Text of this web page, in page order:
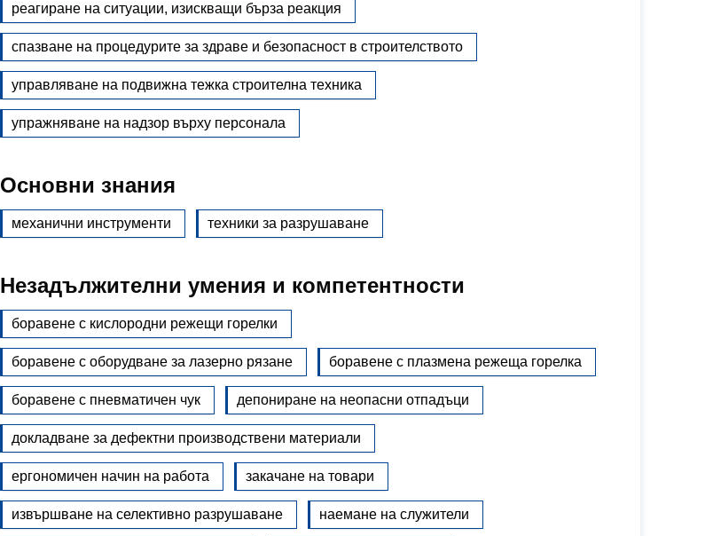
реагиране на ситуации, изискващи бърза реакция
спазване на процедурите за здраве и безопасност в строителството
управляване на подвижна тежка строителна техника
упражняване на надзор върху персонала
Основни знания
механични инструменти техники за разрушаване
Незадължителни умения и компетентности
боравене с кислородни режещи горелки
боравене с оборудване за лазерно рязане боравене с плазмена режеща горелка
боравене с пневматичен чук депониране на неопасни отпадъци
докладване за дефектни производствени материали
ергономичен начин на работа закачане на товари
извършване на селективно разрушаване наемане на служители